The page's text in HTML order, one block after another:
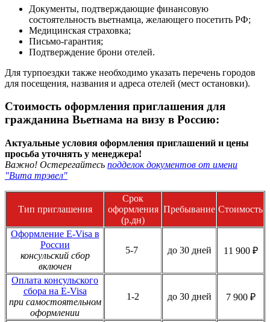
Документы, подтверждающие финансовую
состоятельность вьетнамца, желающего посетить РФ;
Медицинская страховка;
Письмо-гарантия;
Подтверждение брони отелей.
Для турпоездки также необходимо указать перечень городов
для посещения, названия и адреса отелей (мест остановки).
Стоимость оформления приглашения для
гражданина Вьетнама на визу в Россию:
Актуальные условия оформления приглашений и цены
просьба уточнять у менеджера!
Важно! Остерегайтесь подделок документов от имени
"Вита трэвел"
Тип приглашения
Срок
оформления
(р.дн)
Пребывание Стоимость
Оформление E-Visa в
России
консульский сбор
включен
5-7 до 30 дней 11 900 ₽
Оплата консульского
сбора на E-Visa
при самостоятельном
оформлении
1-2 до 30 дней 7 900 ₽